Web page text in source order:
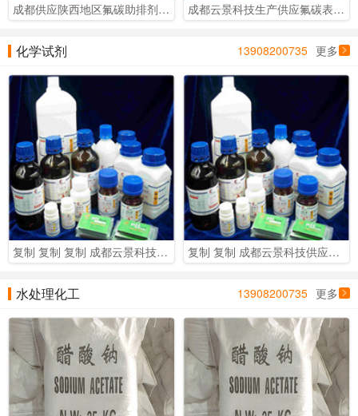
成都供应陕西地区氟碳助排剂 四川地区现货供应油田助排剂 成都云景科技生产供应氟碳表活剂 供应新疆地区油田化工
化学试剂 更多
13908200735
复制 复制 复制 成都云景科技供应各类化学试剂及实验室用品 复制 复制 成都云景科技供应各类化学试剂及实验室用品
水处理化工 更多
13908200735